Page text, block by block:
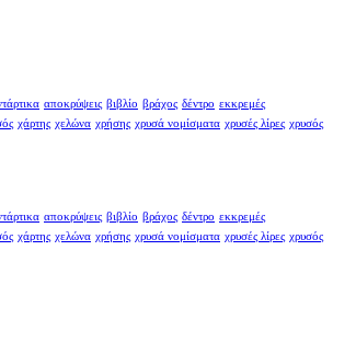
αποκρύψεις βιβλίο βράχος δέντρο εκκρεμές
χάρτης χελώνα χρήσης χρυσά νομίσματα χρυσές λίρες χρυσός
αποκρύψεις βιβλίο βράχος δέντρο εκκρεμές
χάρτης χελώνα χρήσης χρυσά νομίσματα χρυσές λίρες χρυσός